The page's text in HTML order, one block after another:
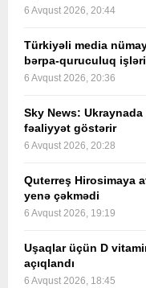
6 Avqust 2026, 20:44
Türkiyəli media
bərpa-quruculuq
6 Avqust 2026, 20:36
Sky News: Ukraynada
fəaliyyət göstərir
6 Avqust 2026, 20:28
Quterreş Hirosimaya
yenə çəkmədi
6 Avqust 2026, 19:19
Uşaqlar üçün D
açıqlandı
6 Avqust 2026, 18:45